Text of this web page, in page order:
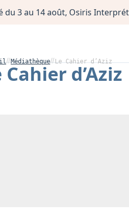
du 3 au 14 août, Osiris
Médiathèque Le Cahier d’Aziz
Cahier d’Aziz